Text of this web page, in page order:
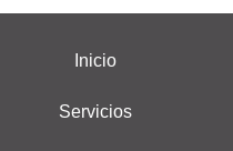
Inicio
Servicios